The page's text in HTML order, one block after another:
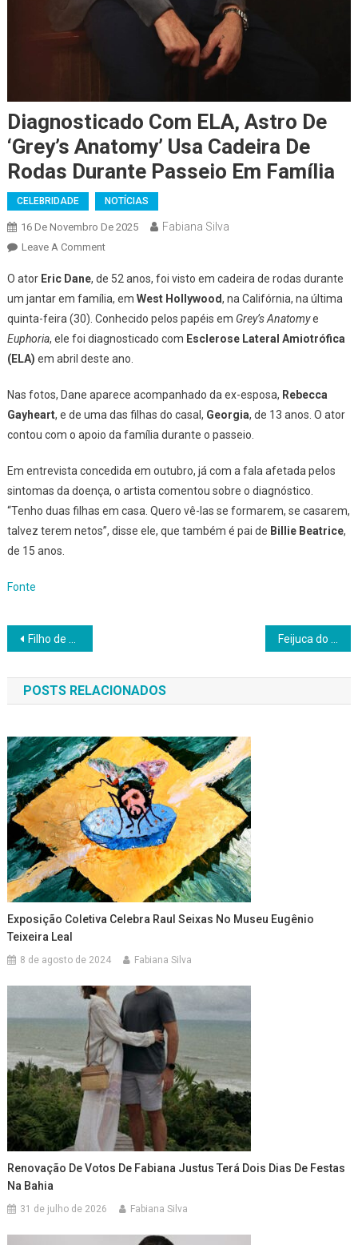
Diagnosticado Com ELA, Astro De
‘Grey’s Anatomy’ Usa Cadeira De
Rodas Durante Passeio Em Família
CELEBRIDADE NOTÍCIAS
16 De Novembro De 2025 Fabiana Silva
Leave A CommentOn
Com
ELA,
Astro
De
‘Grey’s
Usa
Cadeira
De
Durante
Passeio
O ator Eric Dane, de 52 anos, foi visto em cadeira de rodas durante
um jantar em família, em West Hollywood, na Califórnia, na última
quinta-feira (30). Conhecido pelos papéis em Grey’s Anatomye
Euphoria, ele foi diagnosticado com Esclerose Lateral Amiotrófica
(ELA) em abril deste ano.
Nas fotos, Dane aparece acompanhado da ex-esposa, Rebecca
Gayheart, e de uma das filhas do casal, Georgia, de 13 anos. O ator
contou com o apoio da família durante o passeio.
Em entrevista concedida em outubro, já com a fala afetada pelos
sintomas da doença, o artista comentou sobre o diagnóstico.
“Tenho duas filhas em casa. Quero vê-las se formarem, se casarem,
talvez terem netos”, disse ele, que também é pai de Billie Beatrice,
de 15 anos.
Fonte
Navegação
de
Post
Filho de Marília Mendonça participa da festa de 57 anos da avó Ruth Moreira Feijuca do Bão celebra 10 anos da marca em uma das maiores feijoadas de Salvador
POSTS RELACIONADOS
Exposição Coletiva Celebra Raul Seixas No Museu Eugênio
Teixeira Leal
8 de agosto de 2024 Fabiana Silva
Renovação De Votos De Fabiana Justus Terá Dois Dias De Festas
Na Bahia
31 de julho de 2026 Fabiana Silva